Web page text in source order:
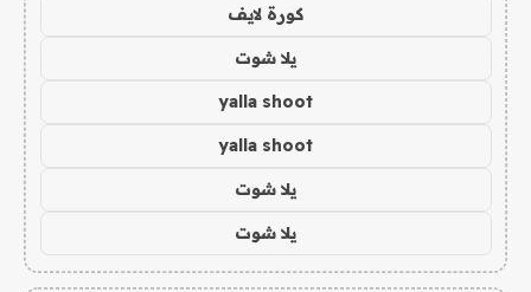
كورة لايف
يلا شوت
yalla shoot
yalla shoot
يلا شوت
يلا شوت